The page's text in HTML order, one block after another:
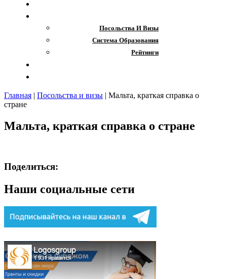
Посольства И Визы
Система Образования
Рейтинги
Главная | Посольства и визы | Мальта, краткая справка о
стране
Мальта, краткая справка о стране
Поделиться:
Наши социальные сети